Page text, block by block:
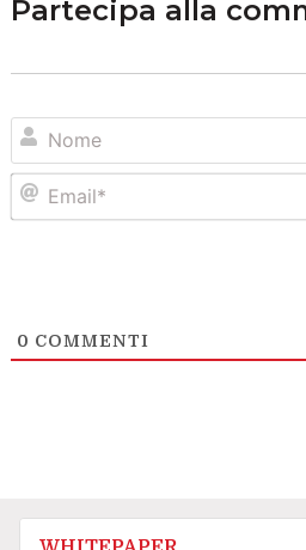
Partecipa alla
0 COMMENTI